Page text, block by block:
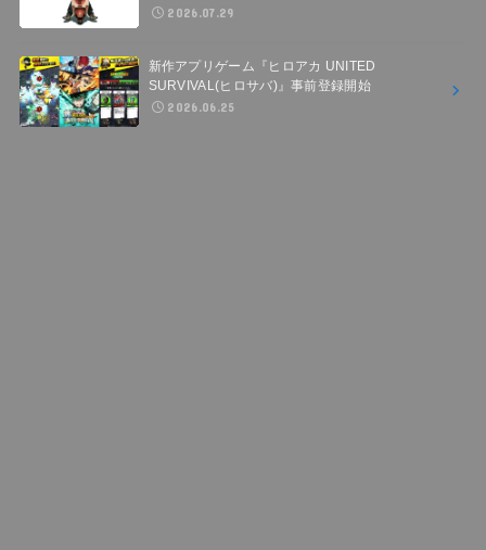
2026.07.29
新作アプリゲーム『ヒロアカ UNITED
SURVIVAL(ヒロサバ)』事前登録開始
2026.06.25